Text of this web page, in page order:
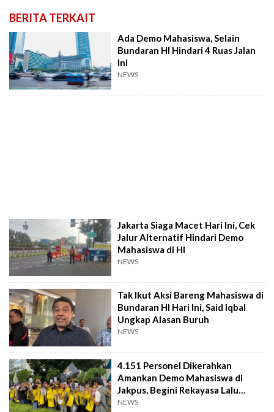
BERITA TERKAIT
Ada Demo Mahasiswa, Selain
Bundaran HI Hindari 4 Ruas Jalan
Ini
NEWS
Jakarta Siaga Macet Hari Ini, Cek
Jalur Alternatif Hindari Demo
Mahasiswa di HI
NEWS
Tak Ikut Aksi Bareng Mahasiswa di
Bundaran HI Hari Ini, Said Iqbal
Ungkap Alasan Buruh
NEWS
4.151 Personel Dikerahkan
Amankan Demo Mahasiswa di
Jakpus, Begini Rekayasa Lalu
Lintasnya
NEWS